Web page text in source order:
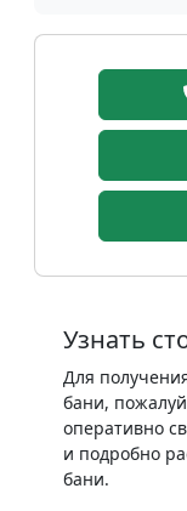
Узнать
Для
бани,
оперативно
и подробно
бани.